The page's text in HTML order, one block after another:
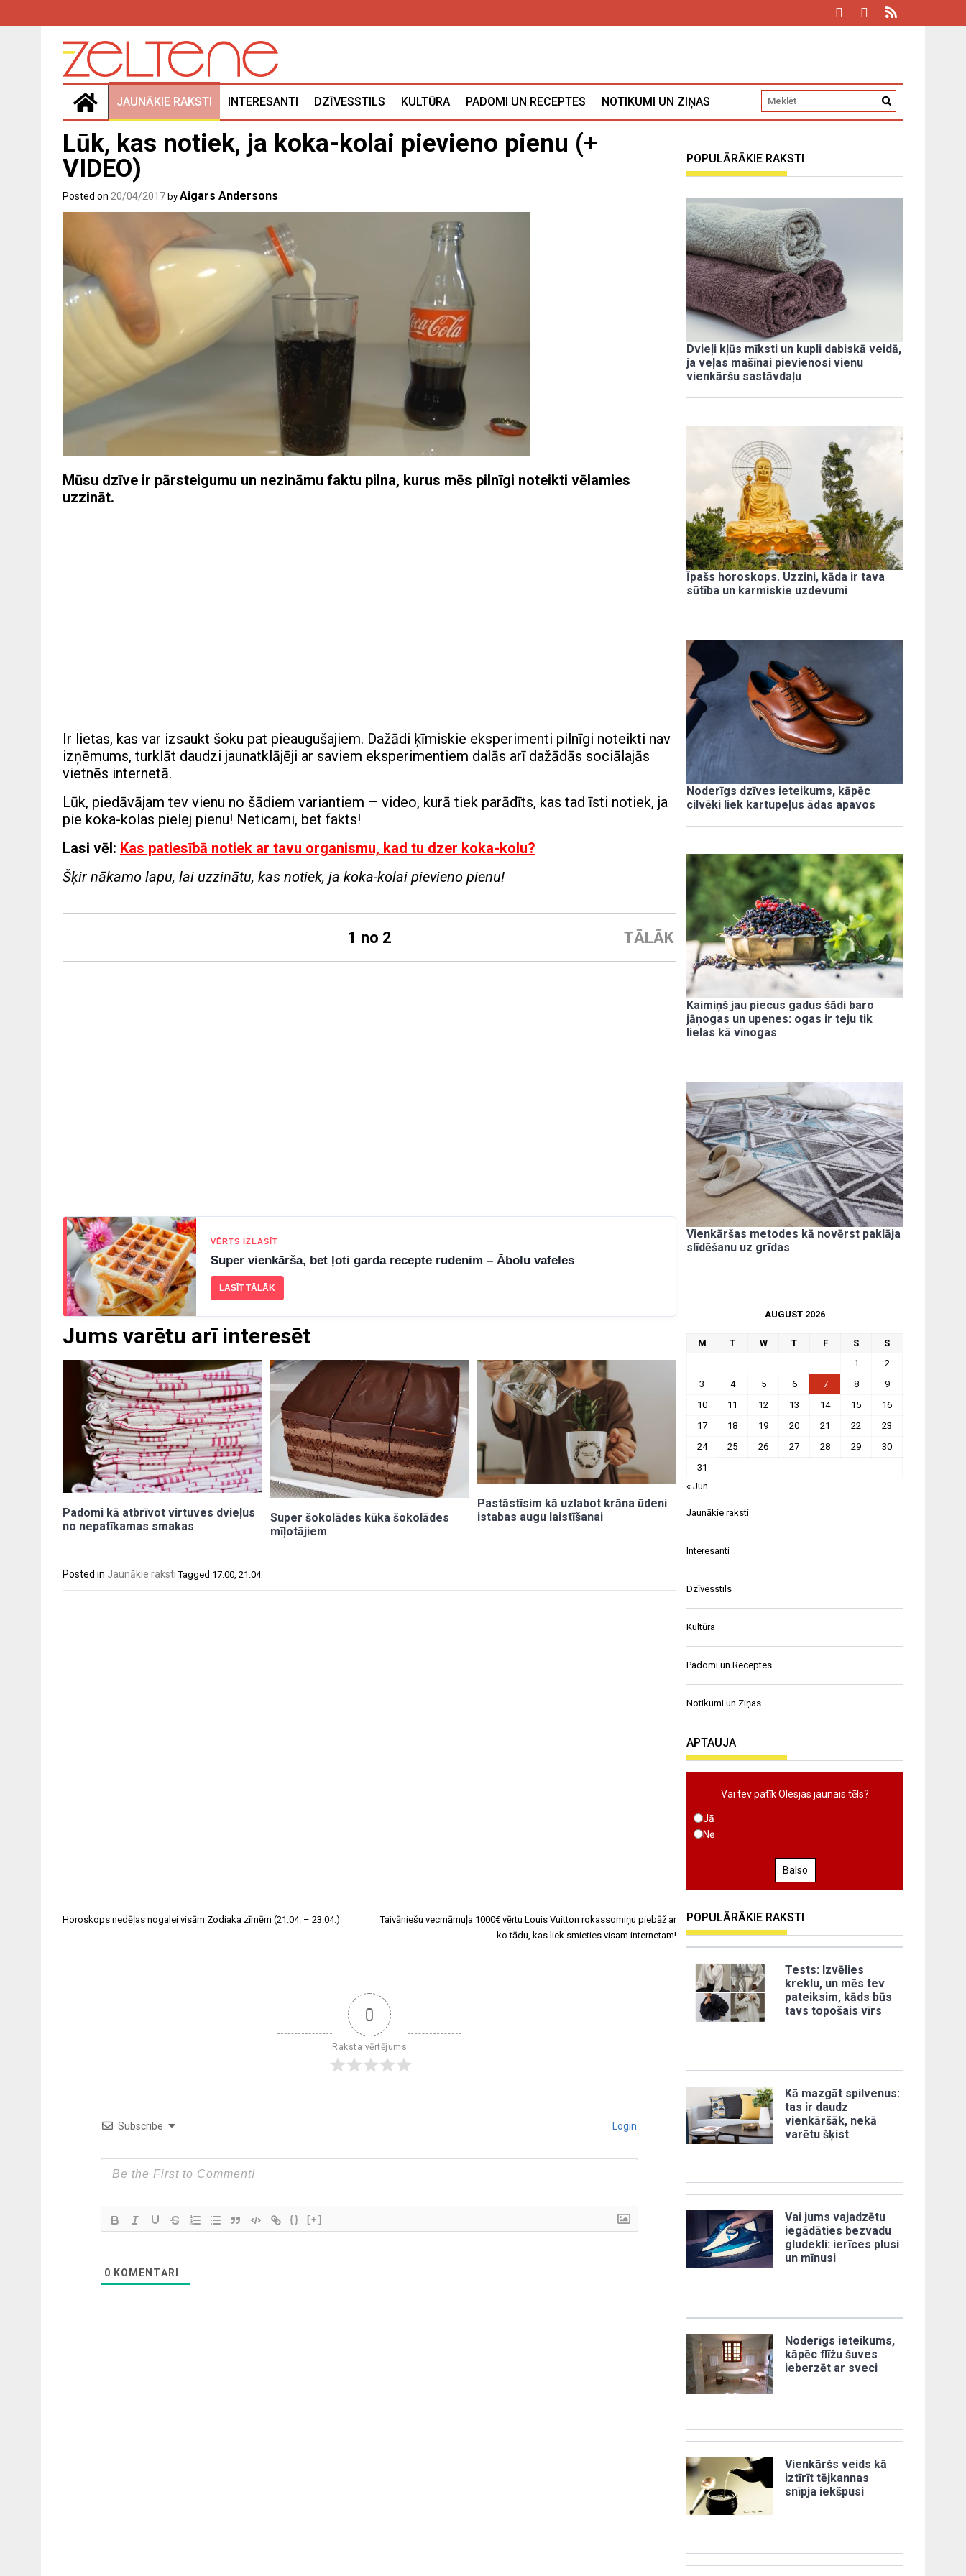
JAUNĀKIE RAKSTI INTERESANTI DZĪVESSTILS KULTŪRA PADOMI UN RECEPTES NOTIKUMI UN ZIŅAS
Lūk, kas notiek, ja koka-kolai pievieno pienu (+
VIDEO)
Posted on 20/04/2017 by Aigars Andersons
Mūsu dzīve ir pārsteigumu un nezināmu faktu pilna, kurus mēs pilnīgi noteikti vēlamies
uzzināt.
Ir lietas, kas var izsaukt šoku pat pieaugušajiem. Dažādi ķīmiskie eksperimenti pilnīgi noteikti nav
izņēmums, turklāt daudzi jaunatklājēji ar saviem eksperimentiem dalās arī dažādās sociālajās
vietnēs internetā.
Lūk, piedāvājam tev vienu no šādiem variantiem – video, kurā tiek parādīts, kas tad īsti notiek, ja
pie koka-kolas pielej pienu! Neticami, bet fakts!
Lasi vēl: Kas patiesībā notiek ar tavu organismu, kad tu dzer koka-kolu?
Šķir nākamo lapu, lai uzzinātu, kas notiek, ja koka-kolai pievieno pienu!
TĀLĀK
1 no 2
Jums varētu arī interesēt
Padomi kā atbrīvot virtuves dvieļus
no nepatīkamas smakas
Super šokolādes kūka šokolādes
mīļotājiem
Pastāstīsim kā uzlabot krāna ūdeni
istabas augu laistīšanai
VĒRTS IZLASĪT
Super vienkārša, bet ļoti garda recepte rudenim – Ābolu vafeles
LASĪT TĀLĀK
Posted in Jaunākie raksti Tagged 17:00, 21.04
Horoskops nedēļas nogalei visām Zodiaka zīmēm (21.04. – 23.04.)
Taivāniešu vecmāmuļa 1000€ vērtu Louis Vuitton rokassomiņu piebāž ar
ko tādu, kas liek smieties visam internetam!
0
Raksta vērtējums
Subscribe Login
{} [+]
0 KOMENTĀRI
POPULĀRĀKIE RAKSTI
Dvieļi kļūs mīksti un kupli dabiskā veidā,
ja veļas mašīnai pievienosi vienu
vienkāršu sastāvdaļu
Īpašs horoskops. Uzzini, kāda ir tava
sūtība un karmiskie uzdevumi
Noderīgs dzīves ieteikums, kāpēc
cilvēki liek kartupeļus ādas apavos
Kaimiņš jau piecus gadus šādi baro
jāņogas un upenes: ogas ir teju tik
lielas kā vīnogas
Vienkāršas metodes kā novērst paklāja
slīdēšanu uz grīdas
AUGUST 2026
M T W T F S
S
1
2
3
4 5 6 7 8
9
10
11 12 13 14 15
16
17
18 19 20 21 22
23
24
25 26 27 28 29
30
31
« Jun
Jaunākie raksti
Interesanti
Dzīvesstils
Kultūra
Padomi un Receptes
Notikumi un Ziņas
APTAUJA
Vai tev patīk Olesjas jaunais tēls?
Jā
Nē
Balso
POPULĀRĀKIE RAKSTI
Tests: Izvēlies
kreklu, un mēs tev
pateiksim, kāds būs
tavs topošais vīrs
Kā mazgāt spilvenus:
tas ir daudz
vienkāršāk, nekā
varētu šķist
Vai jums vajadzētu
iegādāties bezvadu
gludekli: ierīces plusi
un mīnusi
Noderīgs ieteikums,
kāpēc flīžu šuves
ieberzēt ar sveci
Vienkāršs veids kā
iztīrīt tējkannas
snīpja iekšpusi